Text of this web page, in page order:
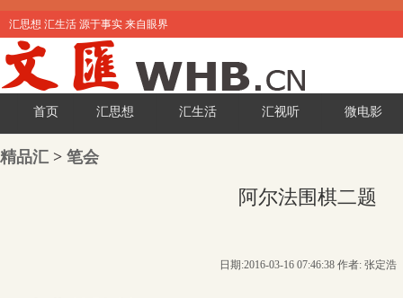
汇思想 汇生活 源于事实 来自眼界
首页 汇思想 汇生活 汇视听 微电影
精品汇 > 笔会
阿尔法围棋二题
日期:2016-03-16 07:46:38 作者: 张定浩